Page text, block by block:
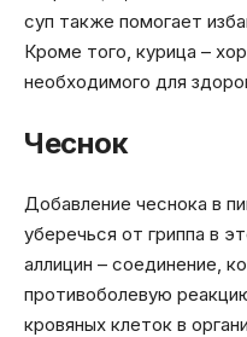
суп также помогает
Кроме того, курица –
необходимого для
Чеснок
Добавление чеснока в
уберечься от гриппа в
аллицин – соединение,
противоболевую
кровяных клеток в